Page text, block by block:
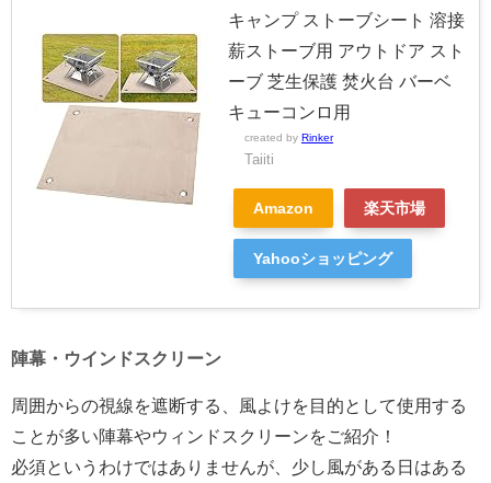
キャンプ ストーブシート 溶接
薪ストーブ用 アウトドア スト
ーブ 芝生保護 焚火台 バーベ
キューコンロ用
created by Rinker
Taiiti
Amazon 楽天市場
Yahooショッピング
陣幕・ウインドスクリーン
周囲からの視線を遮断する、風よけを目的として使用する
ことが多い陣幕やウィンドスクリーンをご紹介！
必須というわけではありませんが、少し風がある日はある